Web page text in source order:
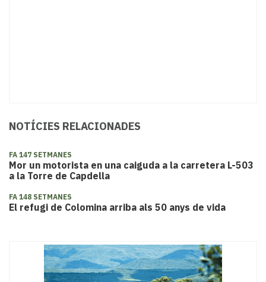
NOTÍCIES RELACIONADES
FA 147 SETMANES
Mor un motorista en una caiguda a la carretera L-503
a la Torre de Capdella
FA 148 SETMANES
El refugi de Colomina arriba als 50 anys de vida